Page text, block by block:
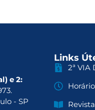
e 2:
- SP
Links
2ª VIA